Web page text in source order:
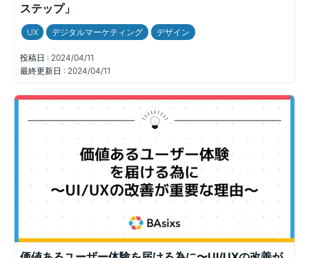
ステップ」
UX デジタルマーケティング デザイン
投稿日 : 2024/04/11
最終更新日 : 2024/04/11